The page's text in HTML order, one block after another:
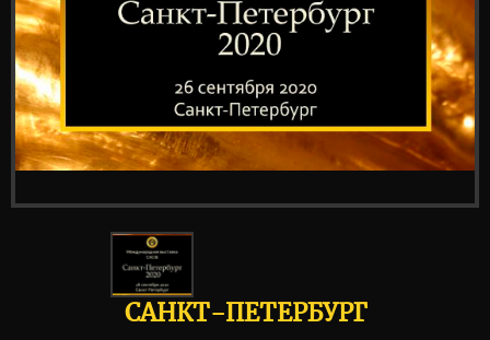
САНКТ-ПЕТЕРБУРГ